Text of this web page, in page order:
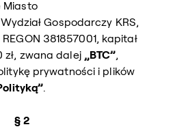
Miasto
Gospodarczy KRS,
381857001, kapitał
zł, zwana dalej „BTC”,
prywatności i plików
.
§ 2